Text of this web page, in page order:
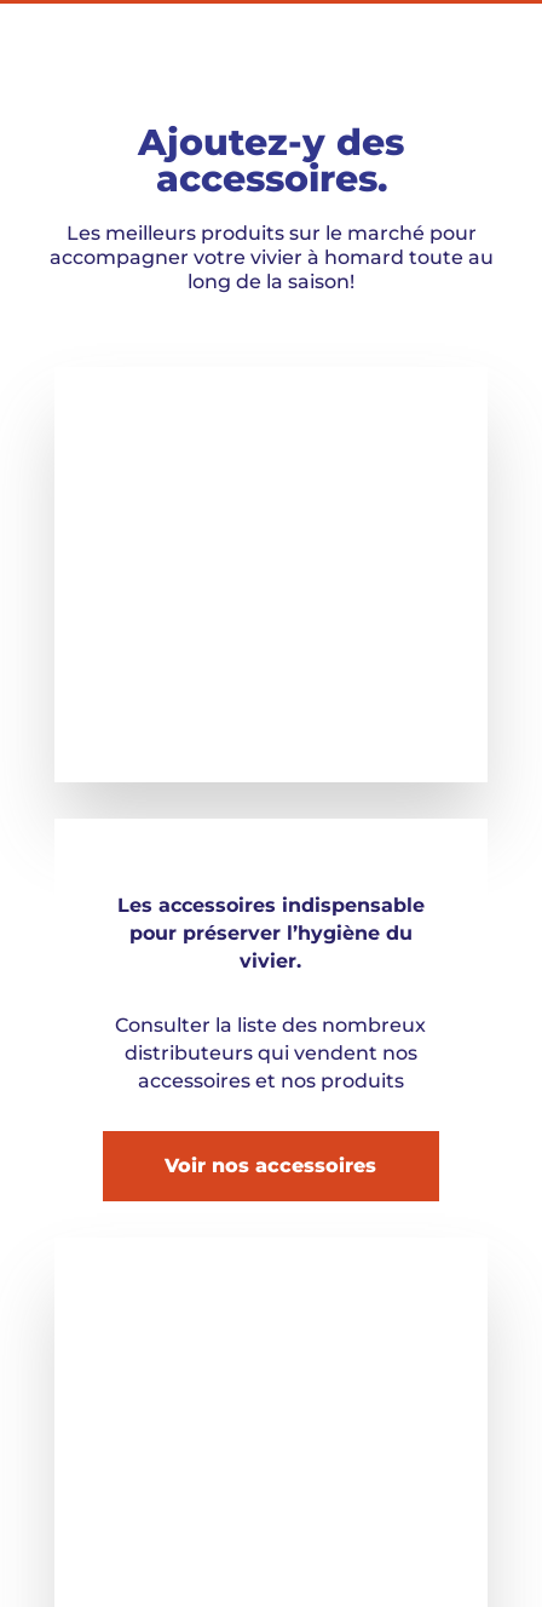
Ajoutez-y des
accessoires.
Les meilleurs produits sur le marché pour
accompagner votre vivier à homard toute au
long de la saison!
Les accessoires indispensable
pour préserver l’hygiène du
vivier.
Consulter la liste des nombreux
distributeurs qui vendent nos
accessoires et nos produits
Voir nos accessoires